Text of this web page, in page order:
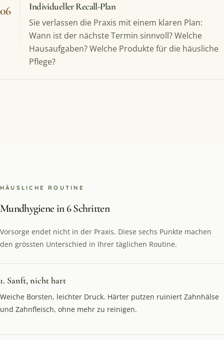
06 Individueller Recall-Plan
Sie verlassen die Praxis mit einem klaren Plan:
Wann ist der nächste Termin sinnvoll? Welche
Hausaufgaben? Welche Produkte für die häusliche
Pflege?
HÄUSLICHE ROUTINE
Mundhygiene in 6 Schritten
Vorsorge endet nicht in der Praxis. Diese sechs Punkte machen
den grössten Unterschied in Ihrer täglichen Routine.
1. Sanft, nicht hart
Weiche Borsten, leichter Druck. Härter putzen ruiniert Zahnhälse
und Zahnfleisch, ohne mehr zu reinigen.